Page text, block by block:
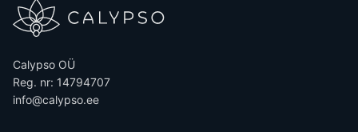
Calypso OÜ
Reg. nr: 14794707
info@calypso.ee